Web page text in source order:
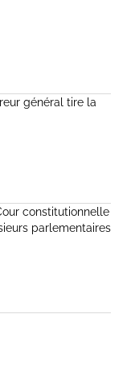
général tire la
constitutionnelle
parlementaires